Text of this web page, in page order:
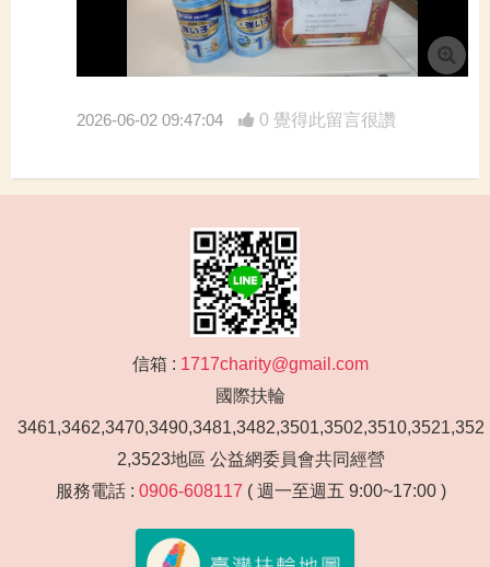
2026-06-02 09:47:04 0 覺得此留言很讚
信箱 : 1717charity@gmail.com
國際扶輪
3461,3462,3470,3490,3481,3482,3501,3502,3510,3521,352
2,3523地區 公益網委員會共同經營
服務電話 : 0906-608117 ( 週一至週五 9:00~17:00 )